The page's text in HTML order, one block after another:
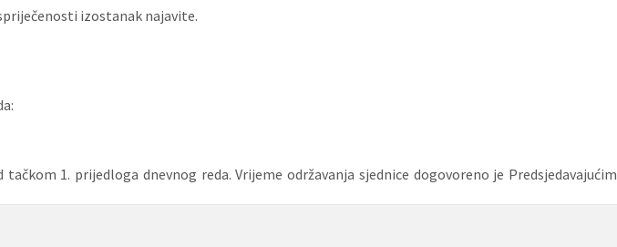
izostanak najavite.
1. prijedloga dnevnog reda. Vrijeme održavanja sjednice dogovoreno je Predsjedavajućim